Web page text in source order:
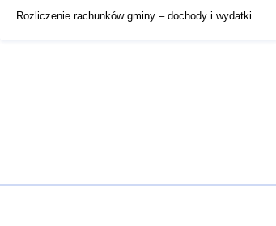
Rozliczenie rachunków gminy – dochody i wydatki